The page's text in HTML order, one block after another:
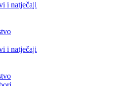
i natječaji
i natječaji